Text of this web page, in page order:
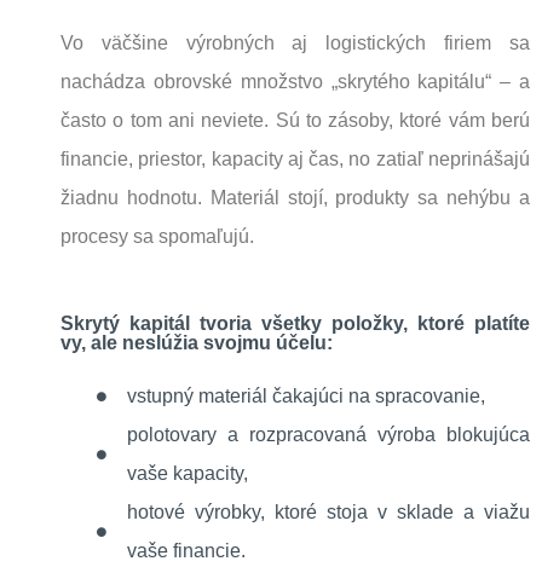
Vo väčšine výrobných aj logistických firiem sa
nachádza obrovské množstvo „skrytého kapitálu“ – a
často o tom ani neviete. Sú to zásoby, ktoré vám berú
financie, priestor, kapacity aj čas, no zatiaľ neprinášajú
žiadnu hodnotu. Materiál stojí, produkty sa nehýbu a
procesy sa spomaľujú.
Skrytý kapitál tvoria všetky položky, ktoré platíte
vy, ale neslúžia svojmu účelu:
vstupný materiál čakajúci na spracovanie,
polotovary a rozpracovaná výroba blokujúca
vaše kapacity,
hotové výrobky, ktoré stoja v sklade a viažu
vaše financie.